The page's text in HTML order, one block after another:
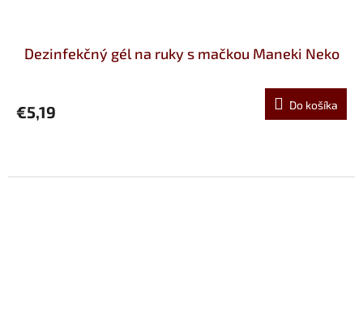
Dezinfekčný gél na ruky s mačkou Maneki Neko
€5,19 Do košíka